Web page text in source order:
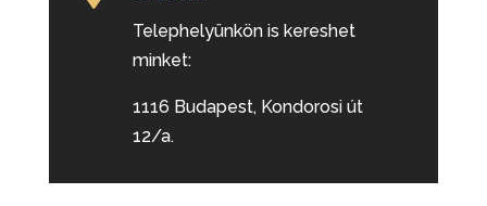
Telephelyünkön is kereshet
minket:
1116 Budapest, Kondorosi út
12/a.